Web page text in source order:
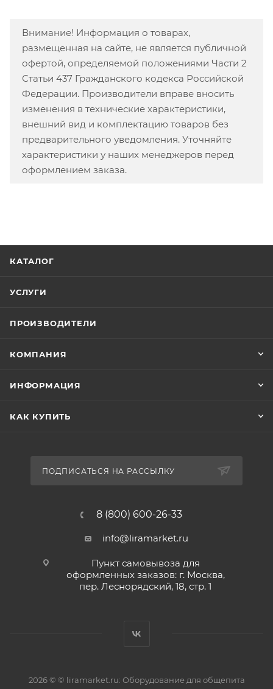
Внимание! Информация о товарах,
размещенная на сайте, не является публичной
офертой, определяемой положениями Части 2
Статьи 437 Гражданского кодекса Российской
Федерации. Производители вправе вносить
изменения в технические характеристики,
внешний вид и комплектацию товаров без
предварительного уведомления. Уточняйте
характеристики у наших менеджеров перед
оформлением заказа.
КАТАЛОГ
УСЛУГИ
ПРОИЗВОДИТЕЛИ
КОМПАНИЯ
ИНФОРМАЦИЯ
КАК КУПИТЬ
ПОДПИСАТЬСЯ НА РАССЫЛКУ
8 (800) 600-26-33
info@liramarket.ru
Пункт самовывоза для
оформленных заказов: г. Москва,
пер. Леснорядский, 18, стр. 1
2026 © © liramarket.ru: Оборудование для общепита